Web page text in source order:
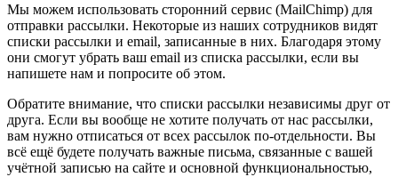
Мы можем использовать сторонний сервис (MailChimp) для
отправки рассылки. Некоторые из наших сотрудников видят
списки рассылки и email, записанные в них. Благодаря этому
они смогут убрать ваш email из списка рассылки, если вы
напишете нам и попросите об этом.
Обратите внимание, что списки рассылки независимы друг от
друга. Если вы вообще не хотите получать от нас рассылки,
вам нужно отписаться от всех рассылок по-отдельности. Вы
всё ещё будете получать важные письма, связанные с вашей
учётной записью на сайте и основной функциональностью,